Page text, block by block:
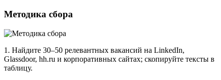
Методика сбора
1. Найдите 30–50 релевантных вакансий на LinkedIn,
Glassdoor, hh.ru и корпоративных сайтах; скопируйте тексты в
таблицу.